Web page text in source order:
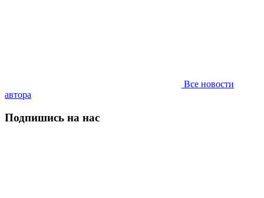
Все новости
автора
Подпишись на нас